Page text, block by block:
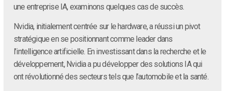
une entreprise IA, examinons quelques cas de succès.
Nvidia, initialement centrée sur le hardware, a réussi un pivot
stratégique en se positionnant comme leader dans
l’intelligence artificielle. En investissant dans la recherche et le
développement, Nvidia a pu développer des solutions IA qui
ont révolutionné des secteurs tels que l’automobile et la santé.